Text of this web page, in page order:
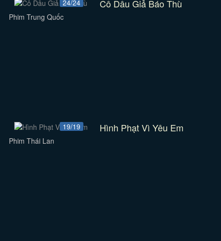
24/24 Cô Dâu Giả Báo Thù
Phim Trung Quốc
19/19 Hình Phạt Vì Yêu Em
Phim Thái Lan